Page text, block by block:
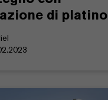
di platino